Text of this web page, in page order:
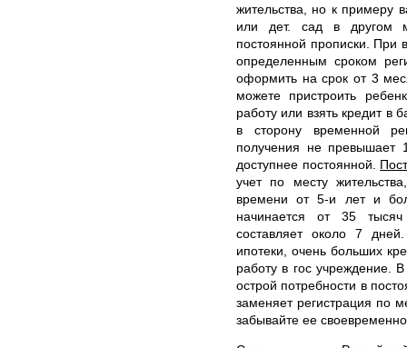
жительства, но к примеру
или дет. сад в другом
постоянной прописки.
определенным сроком
оформить на срок от 3
можете пристроить
работу или взять кредит
в сторону временной
получения не превышает
доступнее постоянной.
учет по месту
времени от 5-и лет и
начинается от 35
составляет около 7
ипотеки, очень больших
работу в гос учреждение.
острой потребности в
заменяет регистрация по
забывайте ее